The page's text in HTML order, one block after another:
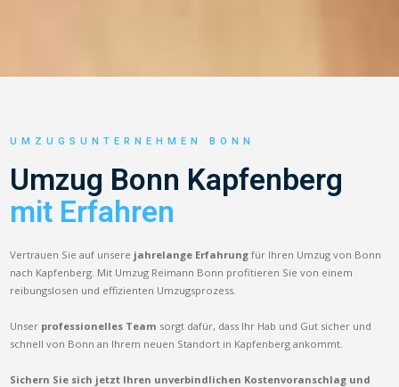
UMZUGSUNTERNEHMEN BONN
Umzug Bonn Kapfenberg
mit Erfahren
Vertrauen Sie auf unsere jahrelange Erfahrung für Ihren Umzug von Bonn
nach Kapfenberg. Mit Umzug Reimann Bonn profitieren Sie von einem
reibungslosen und effizienten Umzugsprozess.
Unser professionelles Team sorgt dafür, dass Ihr Hab und Gut sicher und
schnell von Bonn an Ihrem neuen Standort in Kapfenberg ankommt.
Sichern Sie sich jetzt Ihren unverbindlichen Kostenvoranschlag und